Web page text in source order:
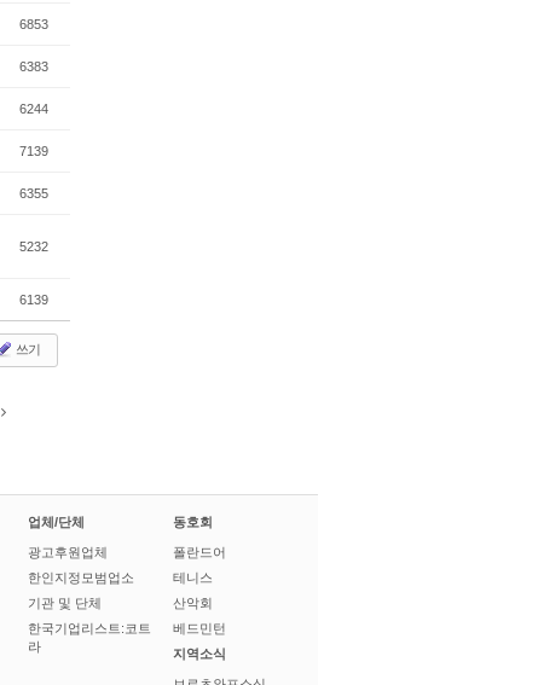
6853
6383
6244
7139
6355
5232
6139
쓰기
업체/단체
광고후원업체
한인지정모범업소
기관 및 단체
한국기업리스트:코트
라
동호회
폴란드어
테니스
산악회
베드민턴
지역소식